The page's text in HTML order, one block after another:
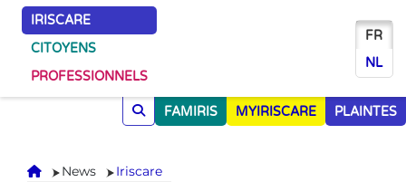
IRISCARE
CITOYENS
PROFESSIONNELS
FR
NL
FAMIRIS MYIRISCARE PLAINTES
Accueil
News
Iriscare